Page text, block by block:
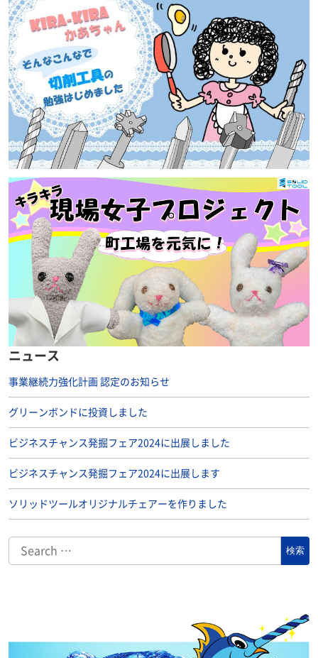
ニュース
事業継続力強化計画 認定のお知らせ
グリーンボンドに投資しました
ビジネスチャンス発掘フェア2024に出展しました
ビジネスチャンス発掘フェア2024に出展します
ソリッドツールオリジナルチェアーを作りました